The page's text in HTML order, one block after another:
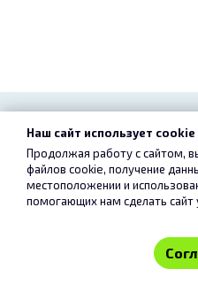
Конкурсы
Наш сайт использует cookie
Продолжая работу с сайтом,
файлов cookie, получение
местоположении и
помогающих нам сделать сайт